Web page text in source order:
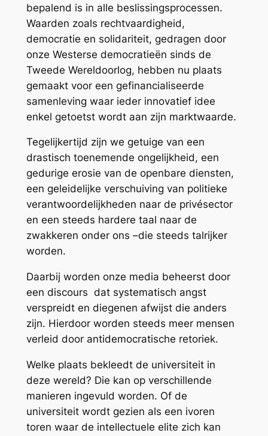
bepalend is in alle beslissingsprocessen.
Waarden zoals rechtvaardigheid,
democratie en solidariteit, gedragen door
onze Westerse democratieën sinds de
Tweede Wereldoorlog, hebben nu plaats
gemaakt voor een gefinancialiseerde
samenleving waar ieder innovatief idee
enkel getoetst wordt aan zijn marktwaarde.
Tegelijkertijd zijn we getuige van een
drastisch toenemende ongelijkheid, een
gedurige erosie van de openbare diensten,
een geleidelijke verschuiving van politieke
verantwoordelijkheden naar de privésector
en een steeds hardere taal naar de
zwakkeren onder ons –die steeds talrijker
worden.
Daarbij worden onze media beheerst door
een discours dat systematisch angst
verspreidt en diegenen afwijst die anders
zijn. Hierdoor worden steeds meer mensen
verleid door antidemocratische retoriek.
Welke plaats bekleedt de universiteit in
deze wereld? Die kan op verschillende
manieren ingevuld worden. Of de
universiteit wordt gezien als een ivoren
toren waar de intellectuele elite zich kan